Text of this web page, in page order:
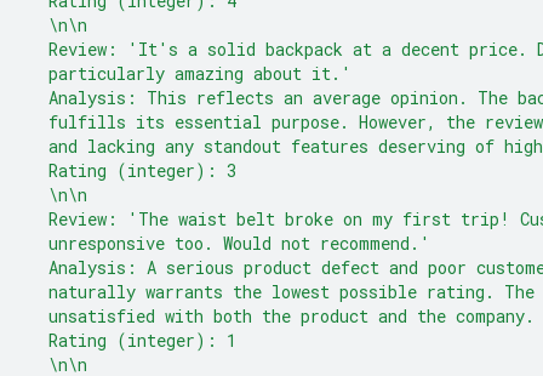
  \n\n
Review: 'It's a solid backpack at a decent price.
  particularly amazing about it.'
Analysis: This reflects an average opinion. The
fulfills its essential purpose. However, the
and lacking any standout features deserving of
  Rating (integer): 3
  \n\n
Review: 'The waist belt broke on my first trip!
  unresponsive too. Would not recommend.'
Analysis: A serious product defect and poor
naturally warrants the lowest possible rating.
  unsatisfied with both the product and the company.
  Rating (integer): 1
  \n\n